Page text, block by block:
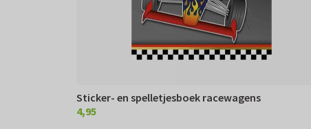
Sticker- en spelletjesboek racewagens
€ 4,95
4,95